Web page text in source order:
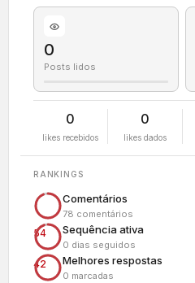
0
Posts lidos
0
likes recebidos
0
likes dados
RANKINGS
54
Comentários
78 comentários
42
Sequência ativa
0 dias seguidos
Melhores respostas
0 marcadas